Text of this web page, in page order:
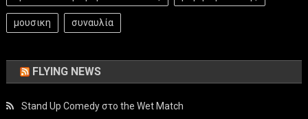
μουσικη συναυλία
FLYING NEWS
Stand Up Comedy στο the Wet Match